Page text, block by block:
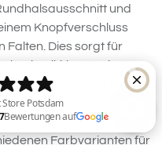
und
Knopfverschluss
Falten. Dies sorgt für
Die Rikki Dots Bluse
Der Stoff ist
angenehm am Körper
Farbvarianten für